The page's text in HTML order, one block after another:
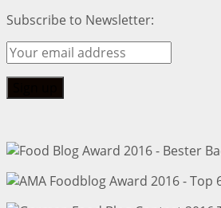
Subscribe to Newsletter: